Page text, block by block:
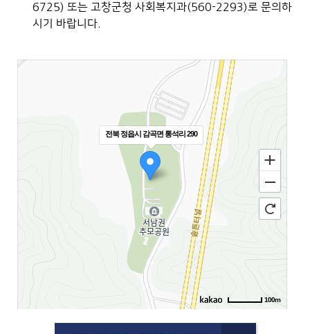
6725) 또는 고창군청 사회복지과(560-2293)로 문의하
시기 바랍니다.
전북 정읍시 감곡면 통석리 290
100m